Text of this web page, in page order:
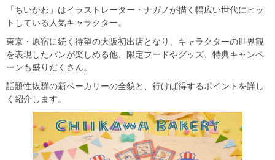
「ちいかわ」はイラストレーター・ナガノが描く幅広い世代にヒッ
トしている人気キャラクター。
東京・原宿に続く待望の大阪初出店となり、キャラクターの世界観
を表現したパンが楽しめる他、限定フードやグッズ、特典キャンペ
ーンも盛りだくさん。
話題性抜群の新ベーカリーの全貌と、行けば得するポイントを詳し
く紹介します。